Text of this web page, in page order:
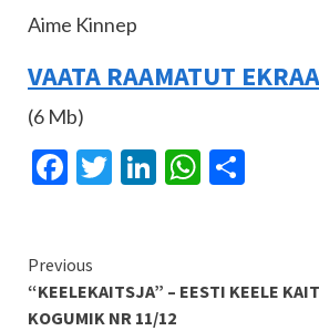
Aime Kinnep
VAATA RAAMATUT
(6 Mb)
Facebook
Twitter
LinkedIn
Continue
Reading
Previous
“KEELEKAITSJA” – EESTI KEELE
KOGUMIK NR 11/12